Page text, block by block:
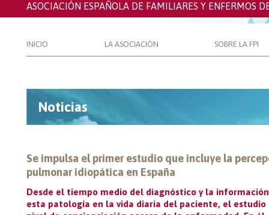
ASOCIACIÓN ESPAÑOLA DE FAMILIARES Y ENFERMOS
INICIO LA ASOCIACIÓN SOBRE LA FPI
Noticias
Se impulsa el primer estudio que incluye la
pulmonar idiopática en España
Desde el tiempo medio del diagnóstico y la
esta patología en la vida diaria del paciente, el estudio